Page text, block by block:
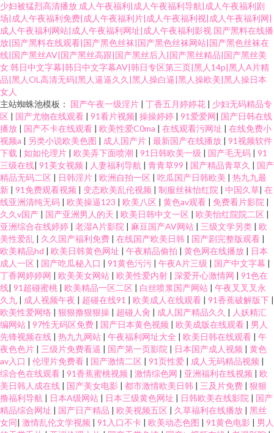
少妇被猛烈高清播放 成人午夜福利|成人午夜福利导航|成人午夜福利剧
场|成人午夜福利免费|成人午夜福利片|成人午夜福利视|成人午夜福利网|
成人午夜福利网站|成人午夜福利网址|成人午夜福利影视 国产黑料在线播
放|国产黑料在线观看|国产黑色丝袜|国产黑色丝袜网站|国产黑色丝袜在
线|国产黑丝AV|国产黑丝高跟|国产黑丝后入|国产黑丝精品|国产黑丝美
女韩日中文字幕|韩日中文字幕AV|韩日专区第三页|黑人14p|黑人A片精
品|黑人OL高清无码|黑人逼逼久久|黑人操白逼|黑人操欧美|黑人操日本
女人
主站蜘蛛池模板： 国产午夜一级淫片 | 丁香五月婷婷花 | 少妇无码精品专
区 | 国产尤物在线观看 | 91看片视频| 操操婷婷 | 91爱爱网| 国产日韩在线
播放 | 国产不卡在线观看 | 欧美性爱C0ma | 在线观看污网址 | 在线免费小
视频a | 另类小说欧美色图 | 成人国产片 | 最新国产在线播放 | 91视频软件
下载 | 如如伦理片 | 欧美弄下面喷潮 | 91日韩欧美一级 | 国产毛无码 | 91
三级在线| 91美女视频 | 人妻福利导航 | 青青草99 | 国产精品青草久 | 国产
精品无码二区 | 日韩淫片 | 欧洲自拍一区 | 吃瓜国产日韩欧美 | 热九九最
新 | 91免费观看视频 | 变态欧美乱伦视频 | 制服丝袜怡红院 | 中国久草| 在
线亚洲清纯无码 | 欧美操逼123 | 欧美八区 | 黄色av观看 | 免费看片影院 |
久久v国产 | 国产亚洲男人的天 | 欧美日韩中文一区 | 欧美怡红院院二区 |
亚洲综合在线婷婷 | 老湿A片影院 | 麻豆国产AV网站 | 三级文学另类 | 欧
美性爱乱 | 久久国产福利免费 | 在线国产欧美日韩 | 国产剧完整版观看 |
欧美精品hd | 欧美日韩黄色网址 | 午夜精品偷拍 | 黄色网在线播放 | 日本
成人一区 | 国产吃瓜秘入口 | 91黄色污污 | 午夜A片三级 | 国产中文字幕 |
丁香网婷婷网 | 欧美美女网站 | 欧美性爱内射 | 深爱开心激情网 | 91色在
线| 91超碰蜜桃 | 欧美精品一区二区 | 白丝喷浆国产网站 | 午夜叉叉叉永
久九 | 成人视频午夜 | 超碰在线91 | 欧美成人在线观看 | 91香蕉破解版下 |
欧美性爱网络 | 狠狠撸狠狠操 | 超碰人肏 | 成人国产精品久久 | 人妖精汇
编网站 | 97性无码区免费 | 国产日本黄色视频 | 欧美成版在线观看 | 男人
先锋视频在线 | 热九九网站 | 午夜福利网址大全 | 欧美日韩在线观看 | 午
夜色色片 | 三级片免费看逼 | 国产第一页影院 | 日本国产成人视频 | 黄色
av入口 | 伦理片免费看 | 国产激情二区 | 91页性爱 | 成人无码精品视频 |
综合色在线观看 | 91香蕉蜜桃视频 | 激情综色网 | 亚洲福利在线视频 | 欧
美日韩人成在线 | 国产美女电影 | 都市激情欧美日韩 | 三及片免费 | 狠狠
撸福利导航 | 日本A级网站 | 日本三级黄色网址 | 日韩欧美在线影院 | 国产
精品综合网址 | 国产日产精品 | 欧美视频五区 | 久草福利在线播放 | 黑丝
女同| 激情乱伦文学视频 | 91入口不卡 | 欧美动态色图 | 91黄色电影 | 男人